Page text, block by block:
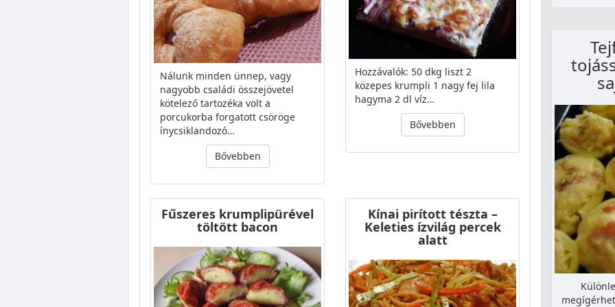
Nálunk minden ünnep, vagy
nagyobb családi összejövetel
kötelező tartozéka volt a
porcukorba forgatott csöröge
ínycsiklandozó…
Bővebben
Hozzávalók: 50 dkg liszt 2
közepes krumpli 1 nagy fej lila
hagyma 2 dl víz…
Bővebben
Fűszeres krumplipürével
töltött bacon
Kínai pirított tészta –
Keleties ízvilág percek
alatt